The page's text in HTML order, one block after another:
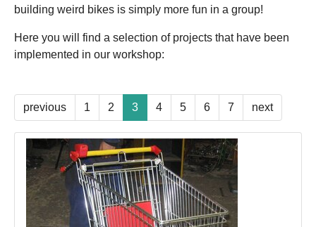
building weird bikes is simply more fun in a group!
Here you will find a selection of projects that have been
implemented in our workshop:
previous 1 2 3 4 5 6 7 next